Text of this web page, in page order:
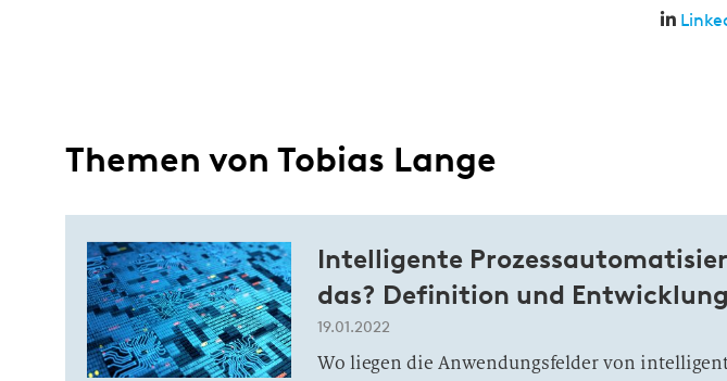
Themen von Tobias Lange
Intelligente
das? Definition und Entwicklung
19.01.2022
Wo liegen die Anwendungsfelder von